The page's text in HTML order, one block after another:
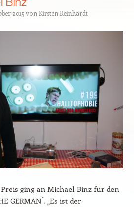
2015 von Kirsten Reinhardt
Preis ging an Michael Binz für den
GERMAN´. „Es ist der